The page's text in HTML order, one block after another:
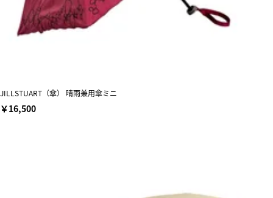
JILLSTUART（傘） 晴雨兼用傘ミニ
￥16,500